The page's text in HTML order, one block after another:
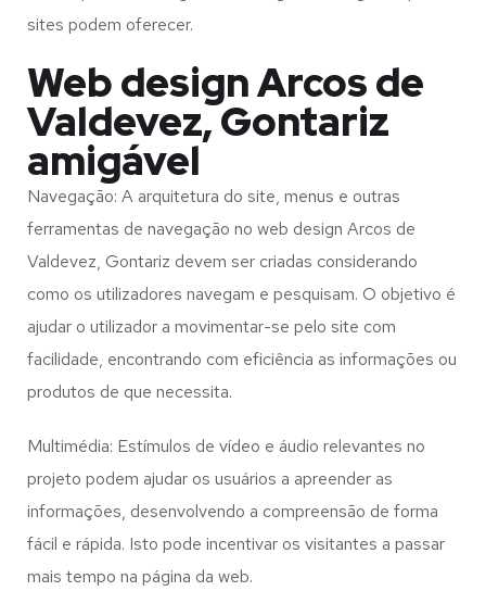
sites podem oferecer.
Web design Arcos de
Valdevez, Gontariz
amigável
Navegação: A arquitetura do site, menus e outras
ferramentas de navegação no web design Arcos de
Valdevez, Gontariz devem ser criadas considerando
como os utilizadores navegam e pesquisam. O objetivo é
ajudar o utilizador a movimentar-se pelo site com
facilidade, encontrando com eficiência as informações ou
produtos de que necessita.
Multimédia: Estímulos de vídeo e áudio relevantes no
projeto podem ajudar os usuários a apreender as
informações, desenvolvendo a compreensão de forma
fácil e rápida. Isto pode incentivar os visitantes a passar
mais tempo na página da web.